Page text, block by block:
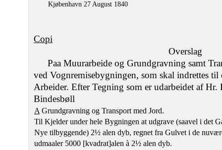
Kjøbenhavn 27 August 1840
Copi
Overslag
Paa Muurarbeide og Grundgravning samt
ved Vognremisebygningen, som skal indrettes
Arbeider. Efter Tegning som er udarbeidet af Hr.
Bindesbøll
A Grundgravning og Transport med Jord.
Til Kjelder under hele Bygningen at udgrave (saavel i det
Nye tilbyggende) 2½ alen dyb, regnet fra Gulvet i de
udmaaler 5000 [kvadrat]alen à 2½ alen dyb.